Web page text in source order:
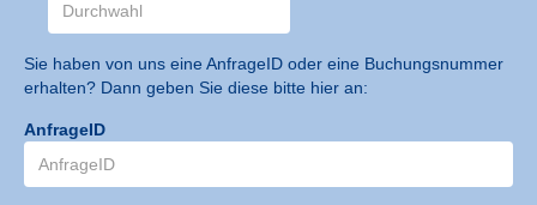
Sie haben von uns eine AnfrageID oder eine Buchungsnummer
erhalten? Dann geben Sie diese bitte hier an:
AnfrageID